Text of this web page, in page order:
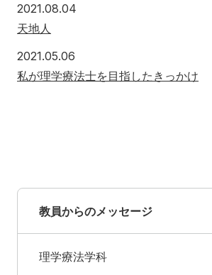
2021.08.04
天地人
2021.05.06
私が理学療法士を目指したきっかけ
教員からのメッセージ
理学療法学科